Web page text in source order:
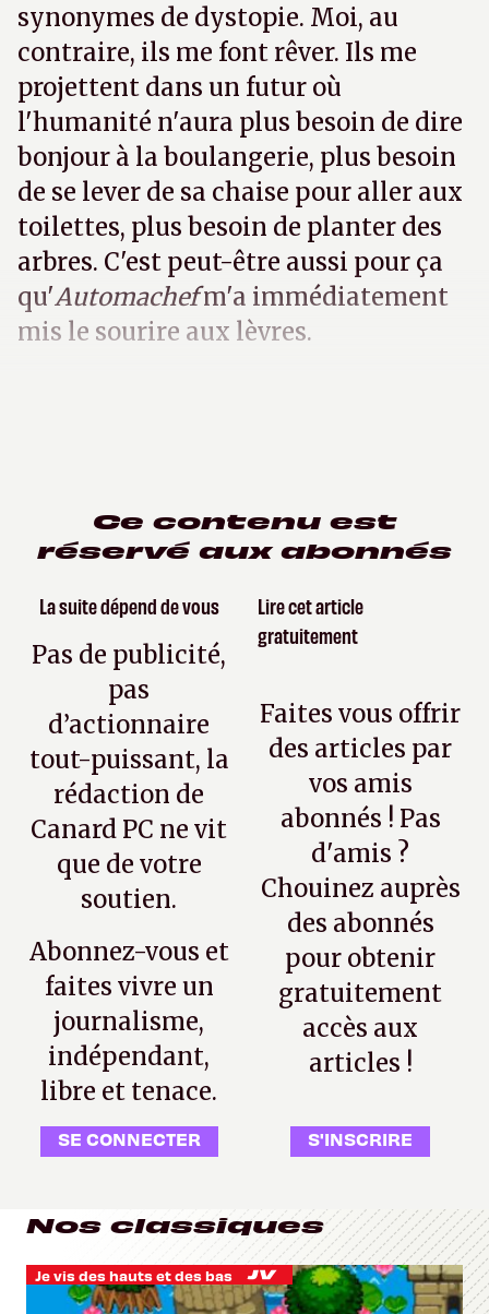
synonymes de dystopie. Moi, au
contraire, ils me font rêver. Ils me
projettent dans un futur où
l'humanité n'aura plus besoin de dire
bonjour à la boulangerie, plus besoin
de se lever de sa chaise pour aller aux
toilettes, plus besoin de planter des
arbres. C'est peut-être aussi pour ça
qu'Automachefm'a immédiatement
mis le sourire aux lèvres.
Ce contenu est
réservé aux abonnés
La suite dépend de vous
Pas de publicité,
pas
d’actionnaire
tout-puissant, la
rédaction de
Canard PC ne vit
que de votre
soutien.
Abonnez-vous et
faites vivre un
journalisme,
indépendant,
libre et tenace.
SE CONNECTER
Lire cet article
gratuitement
Faites vous offrir
des articles par
vos amis
abonnés ! Pas
d'amis ?
Chouinez auprès
des abonnés
pour obtenir
gratuitement
accès aux
articles !
S'INSCRIRE
Nos classiques
Je vis des hauts et des bas